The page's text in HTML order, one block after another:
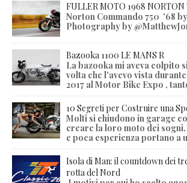
FULLER MOTO 1968 NORTON
Norton Commando 750 '68
Photography by
Bazooka 1100 LE MANS R
La bazooka mi aveva colpito
volta che l'avevo vista
2017 al Motor Bike Expo ,
10 Segreti per Costruire una
Molti si chiudono in garage
creare la loro moto dei
e poca esperienza portano a
Isola di Man: il countdown dei
rotta del Nord